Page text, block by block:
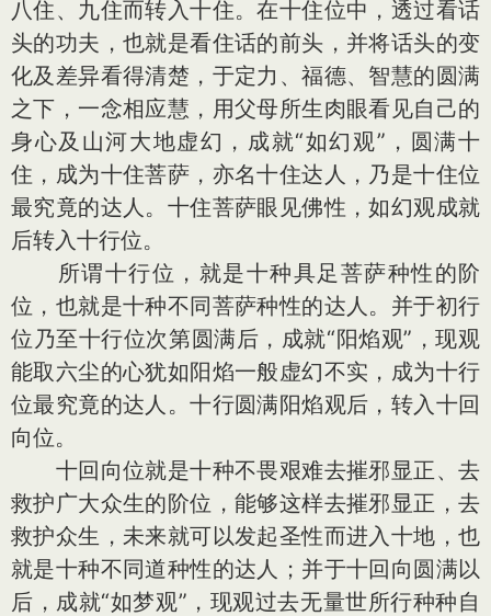
八住、九住而转入十住。在十住位中，透过看话
头的功夫，也就是看住话的前头，并将话头的变
化及差异看得清楚，于定力、福德、智慧的圆满
之下，一念相应慧，用父母所生肉眼看见自己的
身心及山河大地虚幻，成就“如幻观”，圆满十
住，成为十住菩萨，亦名十住达人，乃是十住位
最究竟的达人。十住菩萨眼见佛性，如幻观成就
后转入十行位。
所谓十行位，就是十种具足菩萨种性的阶
位，也就是十种不同菩萨种性的达人。并于初行
位乃至十行位次第圆满后，成就“阳焰观”，现观
能取六尘的心犹如阳焰一般虚幻不实，成为十行
位最究竟的达人。十行圆满阳焰观后，转入十回
向位。
十回向位就是十种不畏艰难去摧邪显正、去
救护广大众生的阶位，能够这样去摧邪显正，去
救护众生，未来就可以发起圣性而进入十地，也
就是十种不同道种性的达人；并于十回向圆满以
后，成就“如梦观”，现观过去无量世所行种种自